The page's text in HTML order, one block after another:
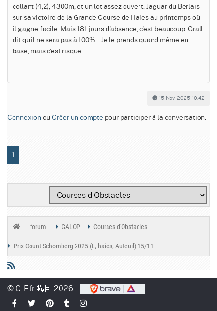
collant (4,2), 4300m, et un lot assez ouvert. Jaguar du Berlais
sur sa victoire de la Grande Course de Haies au printemps où
il gagne facile. Mais 181 jours d'absence, c'est beaucoup. Grall
dit qu'il ne sera pas à 100%... Je le prends quand même en
base, mais c'est risqué.
15 Nov 2025 10:42
Connexion ou Créer un compte pour participer à la conversation.
1
forum GALOP Courses d'Obstacles
Prix Count Schomberg 2025 (L, haies, Auteuil) 15/11
© C-F.fr 🏇🏻 2026 │